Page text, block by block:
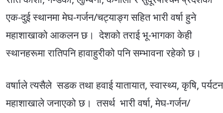
एक-दुई स्थानमा मेघ-गर्जन/चट्याङ्ग सहित भारी वर्षा हुने
महाशाखाको आकलन छ। देशको तराई भू-भागका केही
स्थानहरूमा रातिपनि हावाहुरीको पनि सम्भावना रहेको छ।
वर्षााले त्यसैले सडक तथा हवाई यातायात, स्वास्थ्य, कृषि,
महाशाखाले जनाएको छ। तसर्थ भारी वर्षा, मेघ-गर्जन/